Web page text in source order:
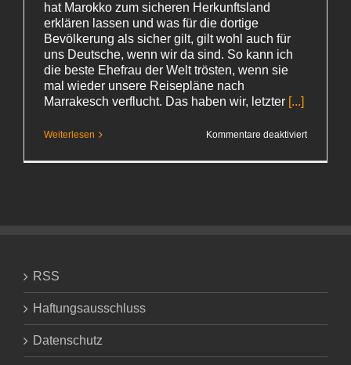
hat Marokko zum sicheren Herkunftsland
erklären lassen und was für die dortige
Bevölkerung als sicher gilt, gilt wohl auch für
uns Deutsche, wenn wir da sind. So kann ich
die beste Ehefrau der Welt trösten, wenn sie
mal wieder unsere Reisepläne nach
Marrakesch verflucht. Das haben wir, letzter [...]
Weiterlesen Kommentare deaktiviertfür
RSS
Haftungsausschluss
Datenschutz